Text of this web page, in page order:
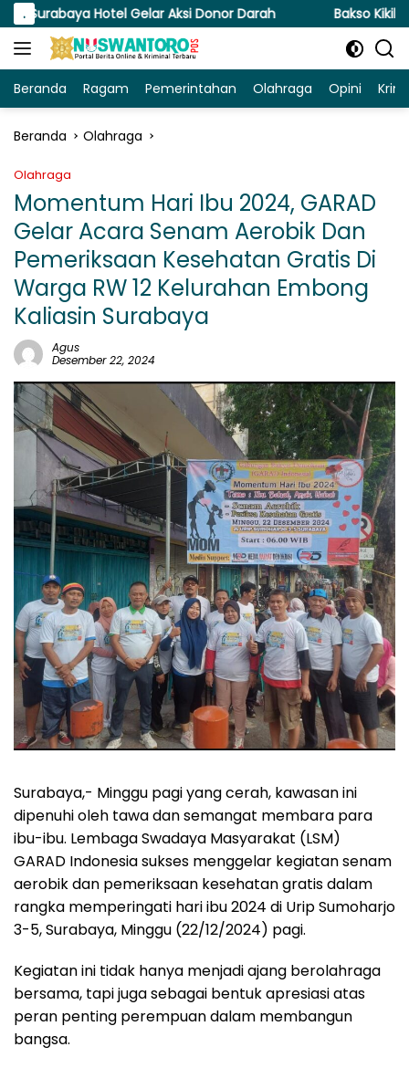
Langsung
ke
konten
.
Hotel Gelar Aksi Donor Darah Bakso Kikil dengan
Beranda Ragam Pemerintahan Olahraga Opini
Beranda Olahraga
Olahraga
Momentum Hari Ibu 2024, GARAD
Gelar Acara Senam Aerobik Dan
Pemeriksaan Kesehatan Gratis Di
Warga RW 12 Kelurahan Embong
Kaliasin Surabaya
Agus
Desember 22, 2024
Surabaya,- Minggu pagi yang cerah, kawasan ini
dipenuhi oleh tawa dan semangat membara para
ibu-ibu. Lembaga Swadaya Masyarakat (LSM)
GARAD Indonesia sukses menggelar kegiatan senam
aerobik dan pemeriksaan kesehatan gratis dalam
rangka memperingati hari ibu 2024 di Urip Sumoharjo
3-5, Surabaya, Minggu (22/12/2024) pagi.
Kegiatan ini tidak hanya menjadi ajang berolahraga
bersama, tapi juga sebagai bentuk apresiasi atas
peran penting perempuan dalam membangun
bangsa.